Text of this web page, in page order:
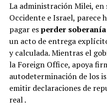
La administración Milei,
Occidente e Israel, parece
pagar esperder
un acto de entrega
y calculada. Mientras el
la Foreign Office, apoya
autodeterminación de los
emitir declaraciones de
real.